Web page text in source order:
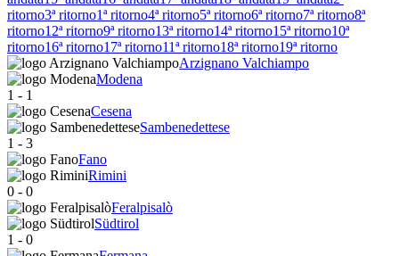
ritorno3ª ritorno1ª ritorno4ª ritorno5ª ritorno6ª ritorno7ª ritorno8ª
ritorno12ª ritorno9ª ritorno13ª ritorno14ª ritorno15ª ritorno10ª
ritorno16ª ritorno17ª ritorno11ª ritorno18ª ritorno19ª ritorno
Arzignano Valchiampo
Modena
1 - 1
Cesena
Sambenedettese
1 - 3
Fano
Rimini
0 - 0
Feralpisalò
Südtirol
1 - 0